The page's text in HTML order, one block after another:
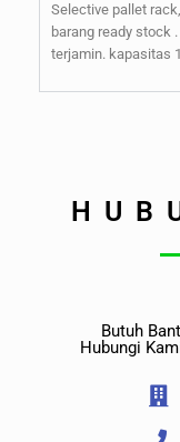
Selective pallet
barang ready stock
terjamin. kapasitas
Butuh
Hubungi